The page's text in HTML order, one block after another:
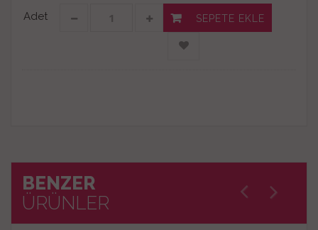
Adet SEPETE EKLE
BENZER
ÜRÜNLER